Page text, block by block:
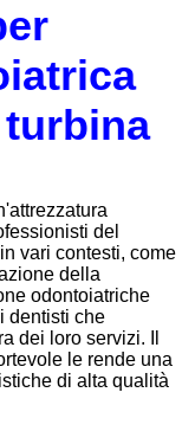
del
vari contesti, come
della
odontoiatriche
dentisti che
dei loro servizi. Il
le rende una
di alta qualità